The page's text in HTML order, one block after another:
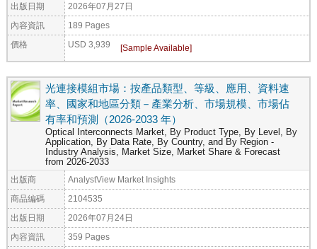
出版日期 2026年07月27日
內容資訊 189 Pages
價格 USD 3,939
光連接模組市場：按產品類型、等級、應用、資料速
率、國家和地區分類－產業分析、市場規模、市場佔
有率和預測（2026-2033 年）
Optical Interconnects Market, By Product Type, By Level, By
Application, By Data Rate, By Country, and By Region -
Industry Analysis, Market Size, Market Share & Forecast
from 2026-2033
出版商 AnalystView Market Insights
商品編碼 2104535
出版日期 2026年07月24日
內容資訊 359 Pages